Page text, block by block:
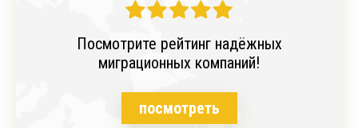
Посмотрите рейтинг надёжных
миграционных компаний!
посмотреть